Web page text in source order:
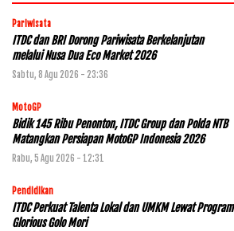
Pariwisata
ITDC dan BRI Dorong Pariwisata Berkelanjutan
melalui Nusa Dua Eco Market 2026
Sabtu, 8 Agu 2026 - 23:36
MotoGP
Bidik 145 Ribu Penonton, ITDC Group dan Polda NTB
Matangkan Persiapan MotoGP Indonesia 2026
Rabu, 5 Agu 2026 - 12:31
Pendidikan
ITDC Perkuat Talenta Lokal dan UMKM Lewat Program
Glorious Golo Mori